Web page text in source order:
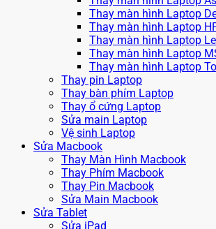
Thay màn hình Laptop
Thay màn hình Laptop
Thay màn hình Laptop
Thay màn hình Laptop
Thay màn hình Laptop
Thay pin Laptop
Thay bàn phím Laptop
Thay ổ cứng Laptop
Sửa main Laptop
Vệ sinh Laptop
Sửa Macbook
Thay Màn Hình Macbook
Thay Phím Macbook
Thay Pin Macbook
Sửa Main Macbook
Sửa Tablet
Sửa iPad